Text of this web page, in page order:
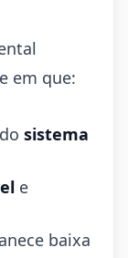
em que:
sistema
e
baixa